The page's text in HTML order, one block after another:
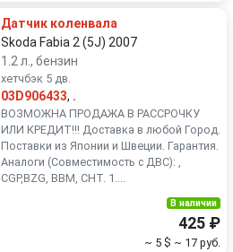
Датчик коленвала
Skoda Fabia 2 (5J) 2007
1.2 л., бензин
хетчбэк 5 дв.
03D906433, .
ВОЗМОЖНА ПРОДАЖА В РАССРОЧКУ
ИЛИ КРЕДИТ!!! Доставка в любой Город.
Поставки из Японии и Швеции. Гарантия.
Аналоги (Совместимость с ДВС): ,
CGP,BZG, BBM, CHT. 1....
В наличии
425 ₽
~ 5 $ ~ 17 руб.